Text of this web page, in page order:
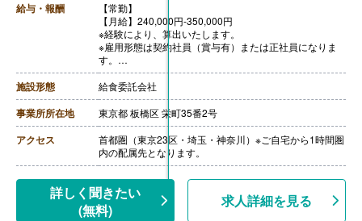
給与・報酬
【常勤】
【月給】240,000円-350,000円
※経験により、算出いたします。
※雇用形態は契約社員（賞与有）または正社員になりま
す。
※モデル年収
・管理栄養士・栄養士で未経験の場合
年収3,000,000円-
・調理師病院調理経験3年程度の場合
年収3,500,000円-4,000,000円
ご面接を通して雇用形態を検討します。
【賞与】年2回（1.0-2.0ヶ月分 ※前年度実績、経験によ
る）
【通勤手当】あり（上限なし/月）※全額支給
【昇給】あり（年1回）
【退職金】あり※勤続10年以上
施設形態 給食委託会社
事業所所在地 東京都 板橋区 栄町35番2号
アクセス
首都圏（東京23区・埼玉・神奈川）※ご自宅から1時間圏
内の配属先となります。
詳しく聞きたい
(無料)
求人詳細を見る